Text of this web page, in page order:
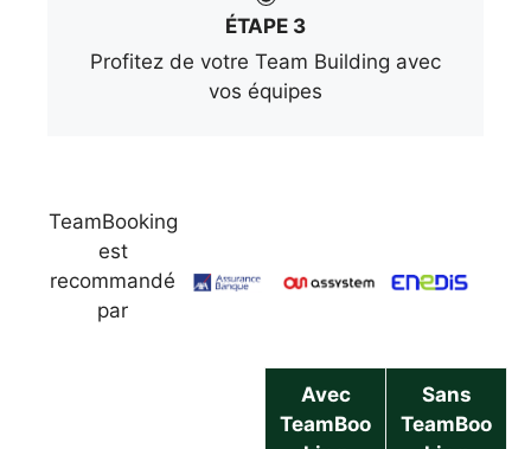
ÉTAPE 3
Profitez de votre Team Building avec
vos équipes
TeamBooking
est
recommandé
par
Avec
TeamBoo
Sans
TeamBoo